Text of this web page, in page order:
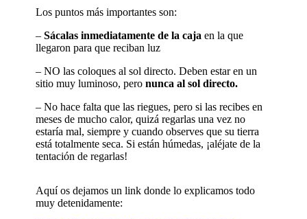
Los puntos más importantes son:
– Sácalas inmediatamente de la caja en la que
llegaron para que reciban luz
– NO las coloques al sol directo. Deben estar en un
sitio muy luminoso, pero nunca al sol directo.
– No hace falta que las riegues, pero si las recibes en
meses de mucho calor, quizá regarlas una vez no
estaría mal, siempre y cuando observes que su tierra
está totalmente seca. Si están húmedas, ¡aléjate de la
tentación de regarlas!
Aquí os dejamos un link donde lo explicamos todo
muy detenidamente: